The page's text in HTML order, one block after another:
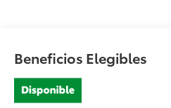
Beneficios Elegibles